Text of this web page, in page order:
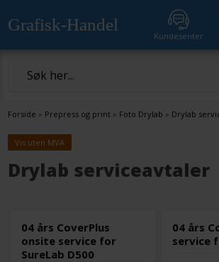
Grafisk-Handel
Kundesenter
Forside » Prepress og print » Foto Drylab » Drylab
Vis uten MVA
Drylab serviceavtaler
04 års CoverPlus
onsite service for
SureLab D500
04 års
service